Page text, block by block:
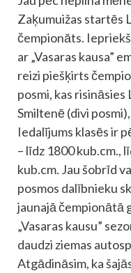
Zaķumuižas startēs
čempionāts.
ar „Vasaras kausa”
reizi piešķirts
posmi, kas
Smiltenē (divi
Iedalījums klasēs ir
– līdz 1800 kub.cm.,
kub.cm. Jau šobrīd
posmos dalībnieku
jaunajā čempionātā
„Vasaras kausu”
daudzi ziemas
Atgādināsim, ka